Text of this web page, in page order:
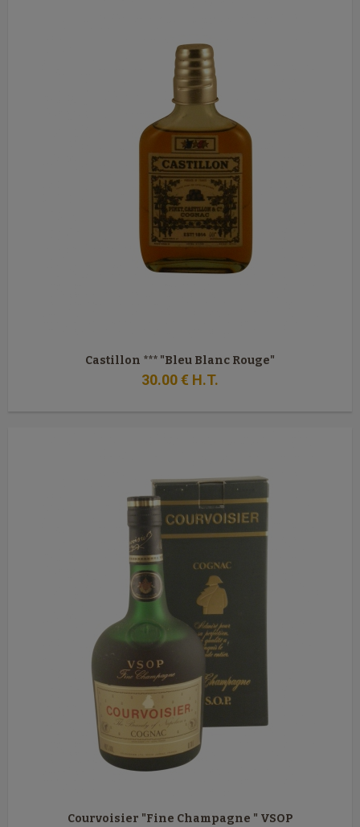
Castillon *** "Bleu Blanc Rouge"
30.00€ H.T.
Courvoisier "Fine Champagne " VSOP